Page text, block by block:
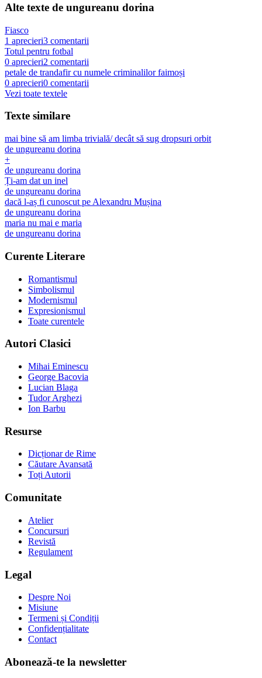
Alte texte de ungureanu dorina
Fiasco
1 aprecieri3 comentarii
Totul pentru fotbal
0 aprecieri2 comentarii
petale de trandafir cu numele criminalilor faimoși
0 aprecieri0 comentarii
Vezi toate textele
Texte similare
mai bine să am limba trivială/ decât să sug dropsuri orbit
de ungureanu dorina
+
de ungureanu dorina
Ți-am dat un inel
de ungureanu dorina
dacă l-aș fi cunoscut pe Alexandru Mușina
de ungureanu dorina
maria nu mai e maria
de ungureanu dorina
Curente Literare
Romantismul
Simbolismul
Modernismul
Expresionismul
Toate curentele
Autori Clasici
Mihai Eminescu
George Bacovia
Lucian Blaga
Tudor Arghezi
Ion Barbu
Resurse
Dicționar de Rime
Căutare Avansată
Toți Autorii
Comunitate
Atelier
Concursuri
Revistă
Regulament
Legal
Despre Noi
Misiune
Termeni și Condiții
Confidențialitate
Contact
Abonează-te la newsletter